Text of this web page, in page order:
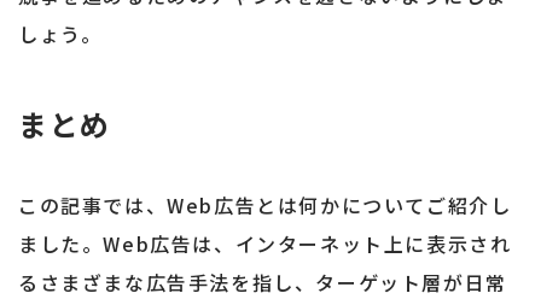
しょう。
まとめ
この記事では、Web広告とは何かについてご紹介し
ました。Web広告は、インターネット上に表示され
るさまざまな広告手法を指し、ターゲット層が日常